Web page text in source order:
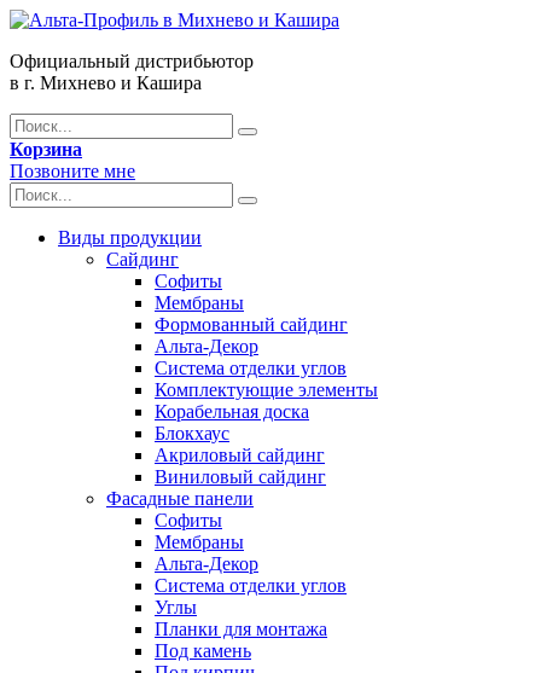
Официальный дистрибьютор
в г. Михнево и Кашира
Корзина
Позвоните мне
Виды продукции
Сайдинг
Софиты
Мембраны
Формованный сайдинг
Альта-Декор
Система отделки углов
Комплектующие элементы
Корабельная доска
Блокхаус
Акриловый сайдинг
Виниловый сайдинг
Фасадные панели
Софиты
Мембраны
Альта-Декор
Система отделки углов
Углы
Планки для монтажа
Под камень